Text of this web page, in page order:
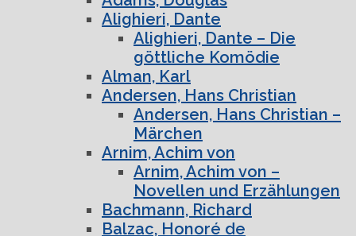
Alighieri, Dante
Alighieri, Dante – Die
göttliche Komödie
Alman, Karl
Andersen, Hans Christian
Andersen, Hans Christian –
Märchen
Arnim, Achim von
Arnim, Achim von –
Novellen und Erzählungen
Bachmann, Richard
Balzac, Honoré de